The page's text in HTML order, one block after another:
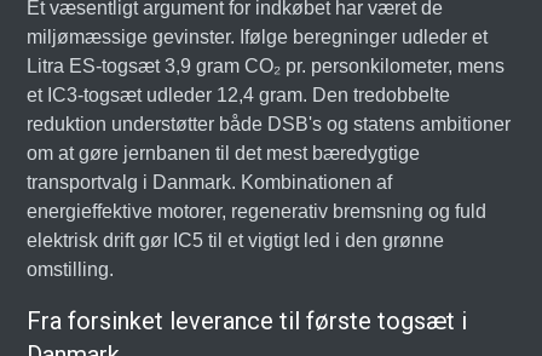
Et væsentligt argument for indkøbet har været de
miljømæssige gevinster. Ifølge beregninger udleder et
Litra ES-togsæt 3,9 gram CO₂ pr. personkilometer, mens
et IC3-togsæt udleder 12,4 gram. Den tredobbelte
reduktion understøtter både DSB's og statens ambitioner
om at gøre jernbanen til det mest bæredygtige
transportvalg i Danmark. Kombinationen af
energieffektive motorer, regenerativ bremsning og fuld
elektrisk drift gør IC5 til et vigtigt led i den grønne
omstilling.
Fra forsinket leverance til første togsæt i